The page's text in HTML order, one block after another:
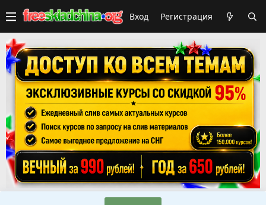
Вход Регистрация